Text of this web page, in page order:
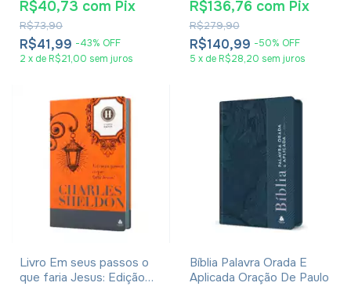
R$41,99 -43% OFF
R$73,90
R$40,73 com Pix
2 x de R$21,00 sem juros
R$140,99 -50% OFF
R$279,90
R$136,76 com Pix
5 x de R$28,20 sem juros
Livro Em seus passos o
que faria Jesus: Edição
Bíblia Palavra Orada E
Aplicada Oração De Paulo